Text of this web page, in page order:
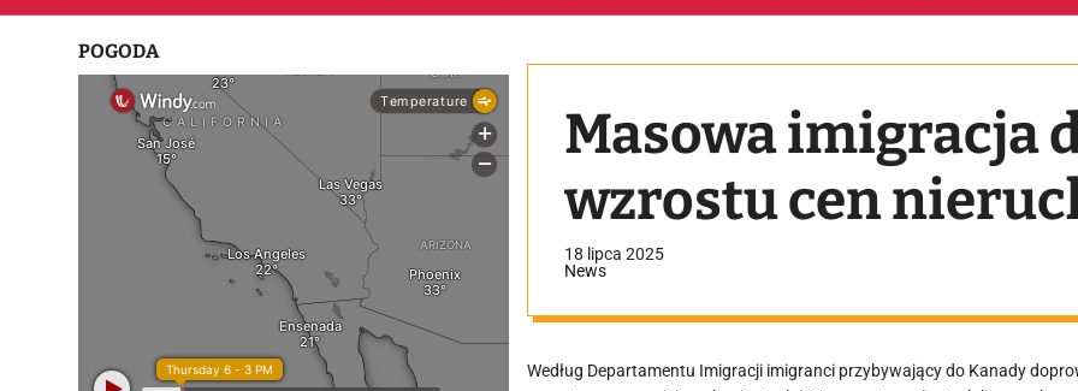
Masowa imigracja
wzrostu cen
18 lipca 2025
News
Według Departamentu Imigracji imigranci przybywający do Kanady
POGODA